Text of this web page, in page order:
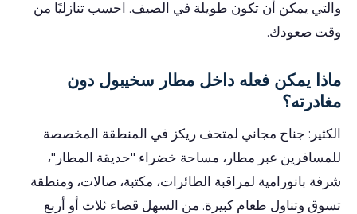
والتي يمكن أن تكون طويلة في الصيف. احسب تنازليًا من
وقت صعودك.
ماذا يمكن فعله داخل مطار سخيبول دون
مغادرته؟
الكثير: جناح مجاني لمتحف ريكز في المنطقة المخصصة
للمسافرين عبر مطار، مساحة خضراء "حديقة المطار"،
شرفة بانورامية لمراقبة الطائرات، مكتبة، صالات، ومنطقة
تسوق وتناول طعام كبيرة. من السهل قضاء ثلاث أو أربع